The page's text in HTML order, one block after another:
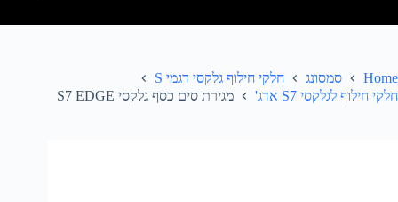
Home סמסונג
חלקי חילוף גלקסי דגמי S
חלקי חילוף לגלקסי S7 אדג'
מגירת סים כסף גלקסי S7 EDGE